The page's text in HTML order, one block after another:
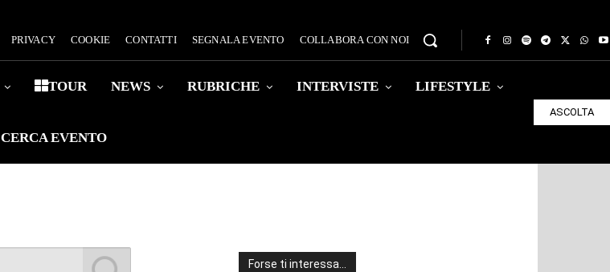
PRIVACY COOKIE CONTATTI SEGNALA EVENTO COLLABORA CON NOI
TOUR NEWS RUBRICHE INTERVISTE LIFESTYLE
CERCA EVENTO
ASCOLTA
Forse ti interessa…